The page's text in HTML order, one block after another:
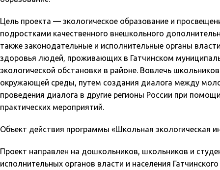
Цель проекта — экологическое образование и
подростками качественного внешкольного
также законодательные и исполнительные органы
здоровья людей, проживающих в Гатчинском
экологической обстановки в районе. Вовлечь
окружающей среды, путем создания диалога между
проведения диалога в другие регионы России при
практических мероприятий.
Объект действия программы «Школьная экологическая
Проект направлен на дошкольников, школьников и
исполнительных органов власти и населения